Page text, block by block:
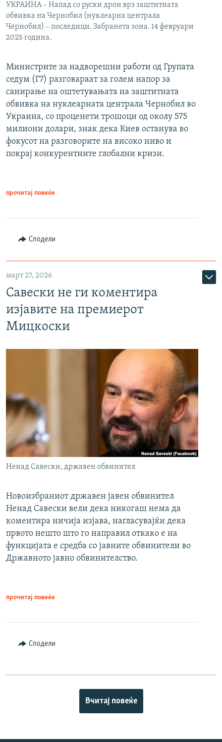
УКРАИНА – Напад со руски дрон врз заштитната
обвивка на Чернобил (нуклеарна централа
Чернобил) – последици. Забранета зона. 14 февруари
2025 година.
Министрите за надворешни работи од Групата
седум (Г7) разговараат за голем напор за
санирање на оштетувањата на заштитната
обвивка на нуклеарната централа Чернобил во
Украина, со проценети трошоци од околу 575
милиони долари, знак дека Киев останува во
фокусот на разговорите на високо ниво и
покрај конкурентните глобални кризи.
прочитај повеќе
Сподели
март 27, 2026
Савески не ги коментира
изјавите на премиерот
Мицкоски
Ненад Савески, државен обвинител
Новоизбраниот државен јавен обвинител
Ненад Савески вели дека никогаш нема да
коментира ничија изјава, нагласувајќи дека
првото нешто што го направил откако е на
функцијата е средба со јавните обвинители во
Државното јавно обвинителство.
прочитај повеќе
Сподели
Вчитај повеќе